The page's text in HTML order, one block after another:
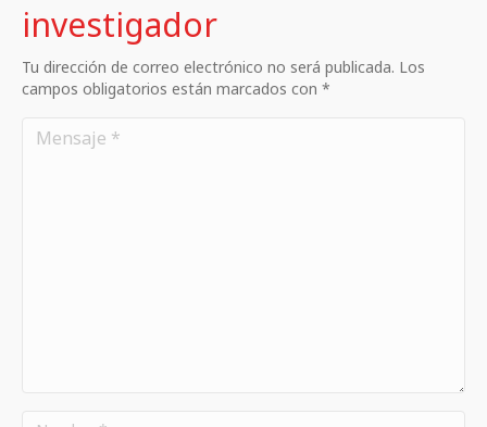
investigador
Tu dirección de correo electrónico no será publicada. Los
campos obligatorios están marcados con *